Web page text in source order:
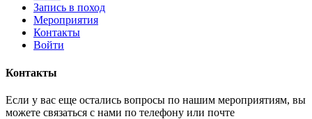
Запись в поход
Мероприятия
Контакты
Войти
Контакты
Если у вас еще остались вопросы по нашим мероприятиям, вы
можете связаться с нами по телефону или почте